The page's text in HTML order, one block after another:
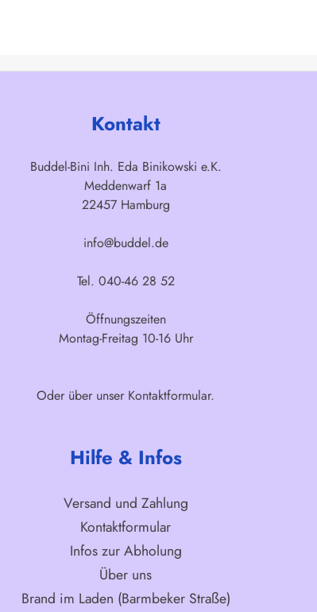
Kontakt
Buddel-Bini Inh. Eda Binikowski e.K.
Meddenwarf 1a
22457 Hamburg
info@buddel.de
Tel. 040-46 28 52
Öffnungszeiten
Montag-Freitag 10-16 Uhr
Oder über unser Kontaktformular.
Hilfe & Infos
Versand und Zahlung
Kontaktformular
Infos zur Abholung
Über uns
Brand im Laden (Barmbeker Straße)